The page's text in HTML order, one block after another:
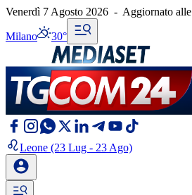
Venerdì 7 Agosto 2026 - Aggiornato alle
Milano 30°
Leone (23 Lug - 23 Ago)